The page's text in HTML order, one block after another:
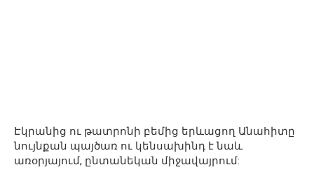
Էկրանից ու թատրոնի բեմից երևացող Անահիտը
նույնքան պայծառ ու կենսախինդ է նաև
առօրյայում, ընտանեկան միջավայրում: